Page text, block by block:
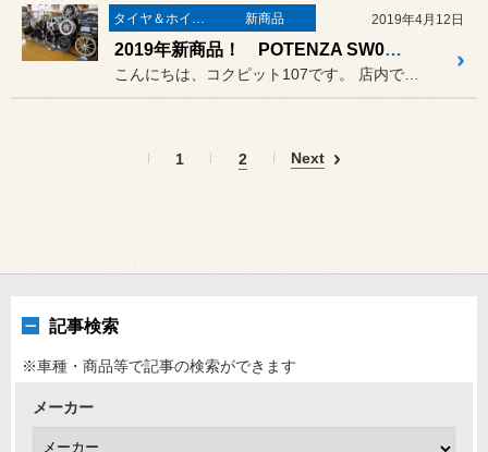
タイヤ＆ホイール 新商品 2019年4月12日
2019年新商品！ POTENZA SW010絶賛展示中♪
1 2 Next
記事検索
※車種・商品等で記事の検索ができます
メーカー